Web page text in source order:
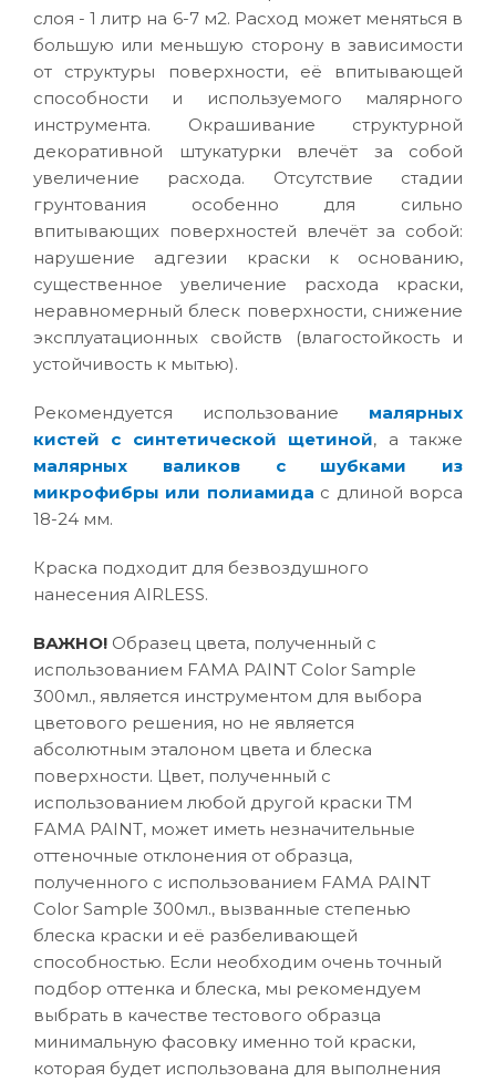
слоя - 1 литр на 6-7 м2. Расход может меняться в
большую или меньшую сторону в зависимости
от структуры поверхности, её впитывающей
способности и используемого малярного
инструмента. Окрашивание структурной
декоративной штукатурки влечёт за собой
увеличение расхода. Отсутствие стадии
грунтования особенно для сильно
впитывающих поверхностей влечёт за собой:
нарушение адгезии краски к основанию,
существенное увеличение расхода краски,
неравномерный блеск поверхности, снижение
эксплуатационных свойств (влагостойкость и
устойчивость к мытью).
Рекомендуется использование малярных
кистей с синтетической щетиной, а также
малярных валиков с шубками из
микрофибры или полиамида с длиной ворса
18-24 мм.
Краска подходит для безвоздушного
нанесения AIRLESS.
ВАЖНО! Образец цвета, полученный с
использованием FAMA PAINT Color Sample
300мл., является инструментом для выбора
цветового решения, но не является
абсолютным эталоном цвета и блеска
поверхности. Цвет, полученный с
использованием любой другой краски ТМ
FAMA PAINT, может иметь незначительные
оттеночные отклонения от образца,
полученного с использованием FAMA PAINT
Color Sample 300мл., вызванные степенью
блеска краски и её разбеливающей
способностью. Если необходим очень точный
подбор оттенка и блеска, мы рекомендуем
выбрать в качестве тестового образца
минимальную фасовку именно той краски,
которая будет использована для выполнения